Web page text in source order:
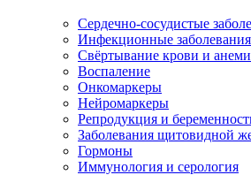
Сердечно-сосудистые
Инфекционные
Свёртывание крови и
Воспаление
Онкомаркеры
Нейромаркеры
Репродукция и
Заболевания щитовидной
Гормоны
Иммунология и серология